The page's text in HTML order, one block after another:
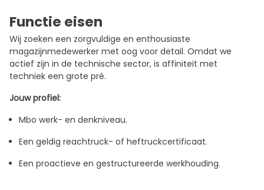
Functie eisen
Wij zoeken een zorgvuldige en enthousiaste
magazijnmedewerker met oog voor detail. Omdat we
actief zijn in de technische sector, is affiniteit met
techniek een grote pré.
Jouw profiel:
Mbo werk- en denkniveau.
Een geldig reachtruck- of heftruckcertificaat.
Een proactieve en gestructureerde werkhouding.